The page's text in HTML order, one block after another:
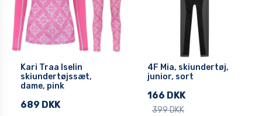
Kari Traa Iselin
skiundertøjssæt,
dame, pink
689 DKK
4F Mia, skiundertøj,
junior, sort
166 DKK
399 DKK